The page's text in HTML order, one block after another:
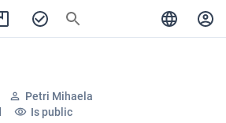
Petri Mihaela
Is public